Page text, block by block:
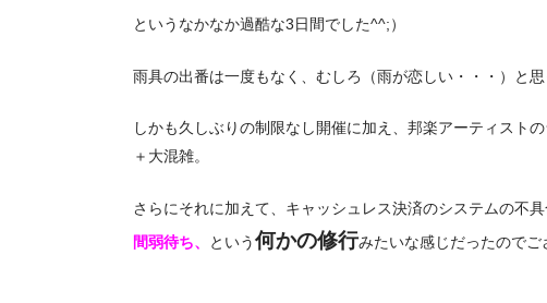
というなかなか過酷な3日間でした^^;）
雨具の出番は一度もなく、むしろ（雨が恋しい・・・）と思
しかも久しぶりの制限なし開催に加え、邦楽アーティスト
＋大混雑。
さらにそれに加えて、キャッシュレス決済のシステムの不
間弱待ち、
という何かの修行みたいな感じだったのでご